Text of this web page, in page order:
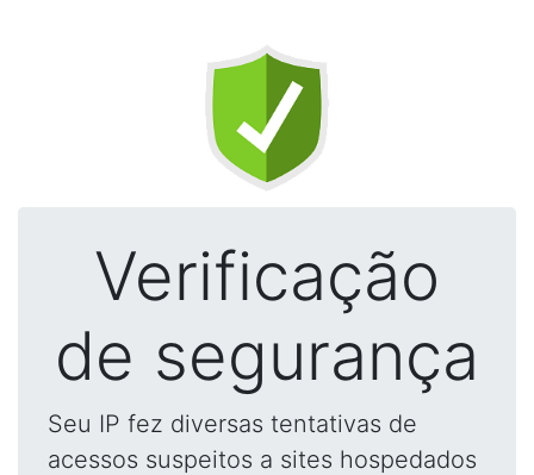
Verificação
de segurança
Seu IP fez diversas tentativas de
acessos suspeitos a sites hospedados